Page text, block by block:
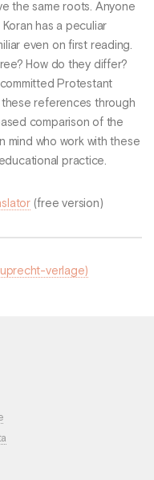
the same roots. Anyone
has a peculiar
even on first reading.
How do they differ?
Protestant
references through
comparison of the
mind who work with these
practice.
(free version)
verlage)